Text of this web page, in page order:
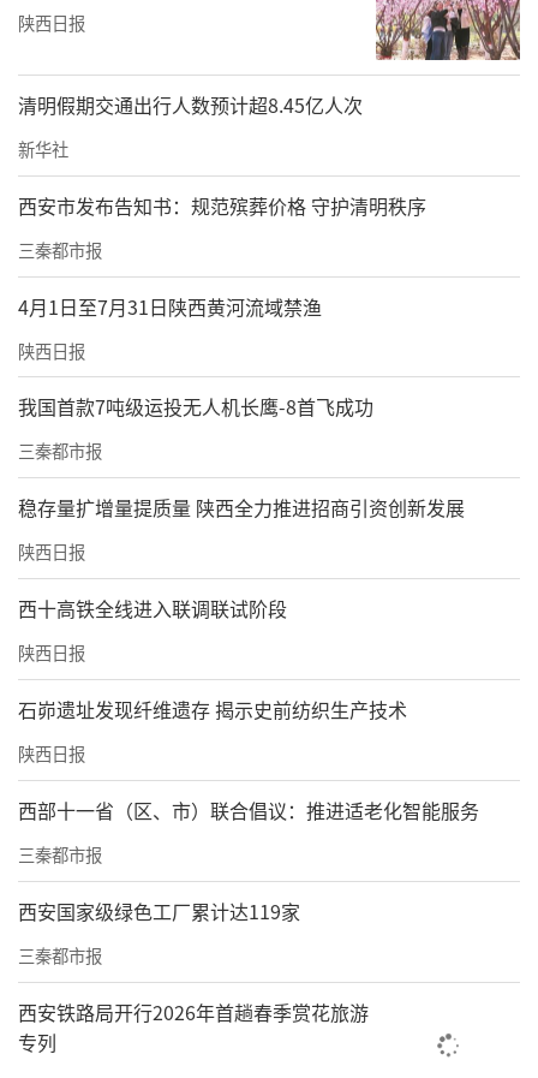
陕西日报
清明假期交通出行人数预计超8.45亿人次
新华社
西安市发布告知书：规范殡葬价格 守护清明秩序
三秦都市报
4月1日至7月31日陕西黄河流域禁渔
陕西日报
我国首款7吨级运投无人机长鹰-8首飞成功
三秦都市报
稳存量扩增量提质量 陕西全力推进招商引资创新发展
陕西日报
西十高铁全线进入联调联试阶段
陕西日报
石峁遗址发现纤维遗存 揭示史前纺织生产技术
陕西日报
西部十一省（区、市）联合倡议：推进适老化智能服务
三秦都市报
西安国家级绿色工厂累计达119家
三秦都市报
西安铁路局开行2026年首趟春季赏花旅游
专列